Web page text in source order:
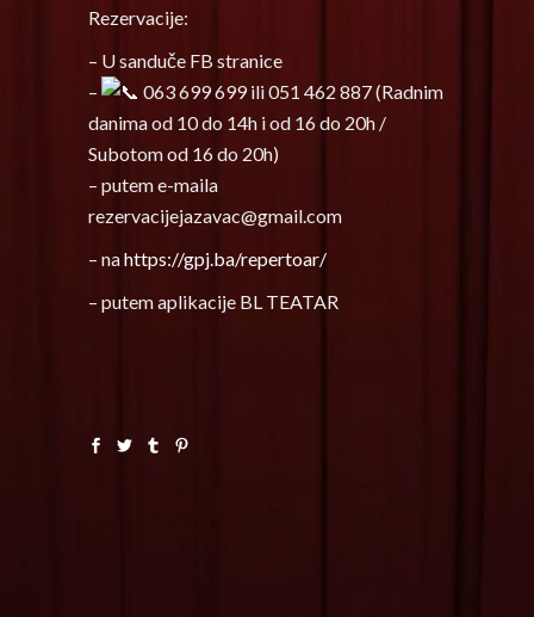
Rezervacije:
– U sanduče FB stranice
–
063 699 699 ili 051 462 887 (Radnim
danima od 10 do 14h i od 16 do 20h /
Subotom od 16 do 20h)
– putem e-maila
rezervacijejazavac@gmail.com
– nahttps://gpj.ba/repertoar/
– putem aplikacije BL TEATAR